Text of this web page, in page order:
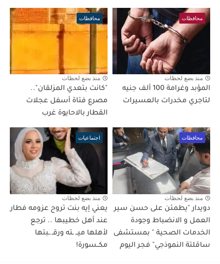
محافظات
منذ بضع لحظات
المؤبد وغرامة 100 ألف جنيه
لتاجري مخدرات بالعسيرات
محافظات
منذ بضع لحظات
"كانت بتعدي المزلقان"..
مصرع فتاة أسفل عجلات
القطار بالاحايوة غرب
محافظات
منذ بضع لحظات
دويدار "يطمئن على حسن سير
العمل و الانضباط وجودة
الخدمات الصحية " بمستشفى
ساقلتة النموذجي" فجر اليوم
اجتماعيات
منذ بضع لحظات
يعني إيه بنت تروح عزومه فطار
عند أهل خطيبها .. ترجع
لأهلها ميــ ـته ورقـ.ـبتها
مكــسورة!